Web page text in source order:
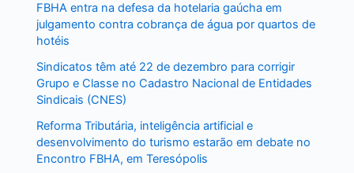
FBHA entra na defesa da hotelaria gaúcha em
julgamento contra cobrança de água por quartos de
hotéis
Sindicatos têm até 22 de dezembro para corrigir
Grupo e Classe no Cadastro Nacional de Entidades
Sindicais (CNES)
Reforma Tributária, inteligência artificial e
desenvolvimento do turismo estarão em debate no
Encontro FBHA, em Teresópolis